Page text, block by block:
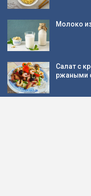
Молоко
Салат с
ржаными